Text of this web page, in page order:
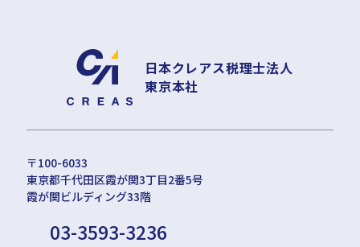
日本クレアス税理士法人
東京本社
〒100-6033
東京都千代田区霞が関3丁目2番5号
霞が関ビルディング33階
03-3593-3236